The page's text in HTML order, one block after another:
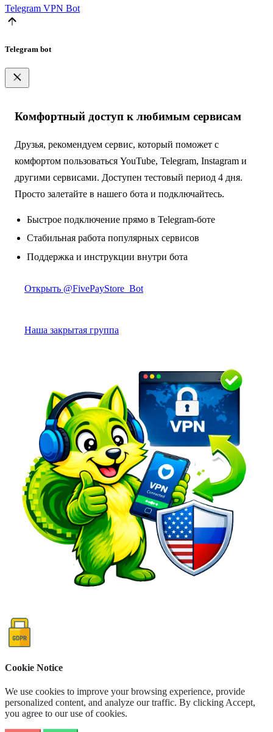
Telegram VPN Bot
Telegram bot
Комфортный доступ к любимым сервисам
Друзья, рекомендуем сервис, который поможет с
комфортом пользоваться YouTube, Telegram, Instagram и
другими сервисами. Доступен тестовый период 4 дня.
Просто залетайте в нашего бота и подключайтесь.
Быстрое подключение прямо в Telegram-боте
Стабильная работа популярных сервисов
Поддержка и инструкции внутри бота
Открыть @FivePayStore_Bot
Наша закрытая группа
Cookie Notice
We use cookies to improve your browsing experience, provide
personalized content, and analyze our traffic. By clicking Accept,
you agree to our use of cookies.